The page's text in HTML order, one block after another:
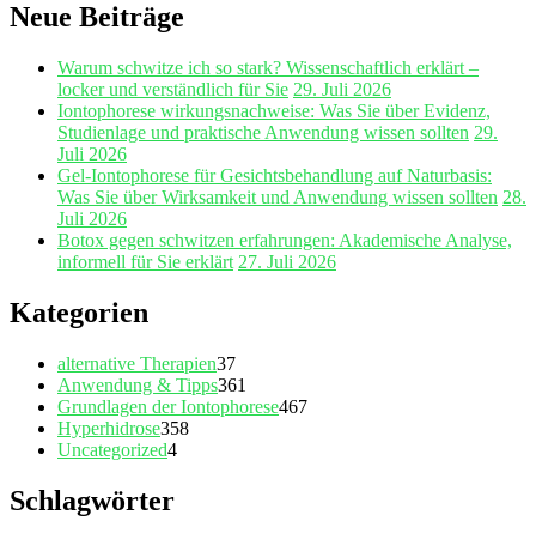
Neue Beiträge
Warum schwitze ich so stark? Wissenschaftlich erklärt –
locker und verständlich für Sie 29. Juli 2026
Iontophorese wirkungsnachweise: Was Sie über Evidenz,
Studienlage und praktische Anwendung wissen sollten 29.
Juli 2026
Gel‑Iontophorese für Gesichtsbehandlung auf Naturbasis:
Was Sie über Wirksamkeit und Anwendung wissen sollten 28.
Juli 2026
Botox gegen schwitzen erfahrungen: Akademische Analyse,
informell für Sie erklärt 27. Juli 2026
Kategorien
alternative Therapien37
Anwendung & Tipps361
Grundlagen der Iontophorese467
Hyperhidrose358
Uncategorized4
Schlagwörter